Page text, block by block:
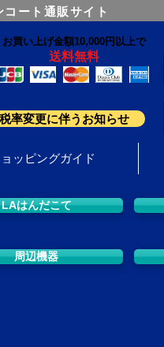
ート通販サイト
お買い上げ金額10,000円以上で
送料無料
率変更に伴うお知らせ
ッピングガイド
LAはんだこて
周辺機器